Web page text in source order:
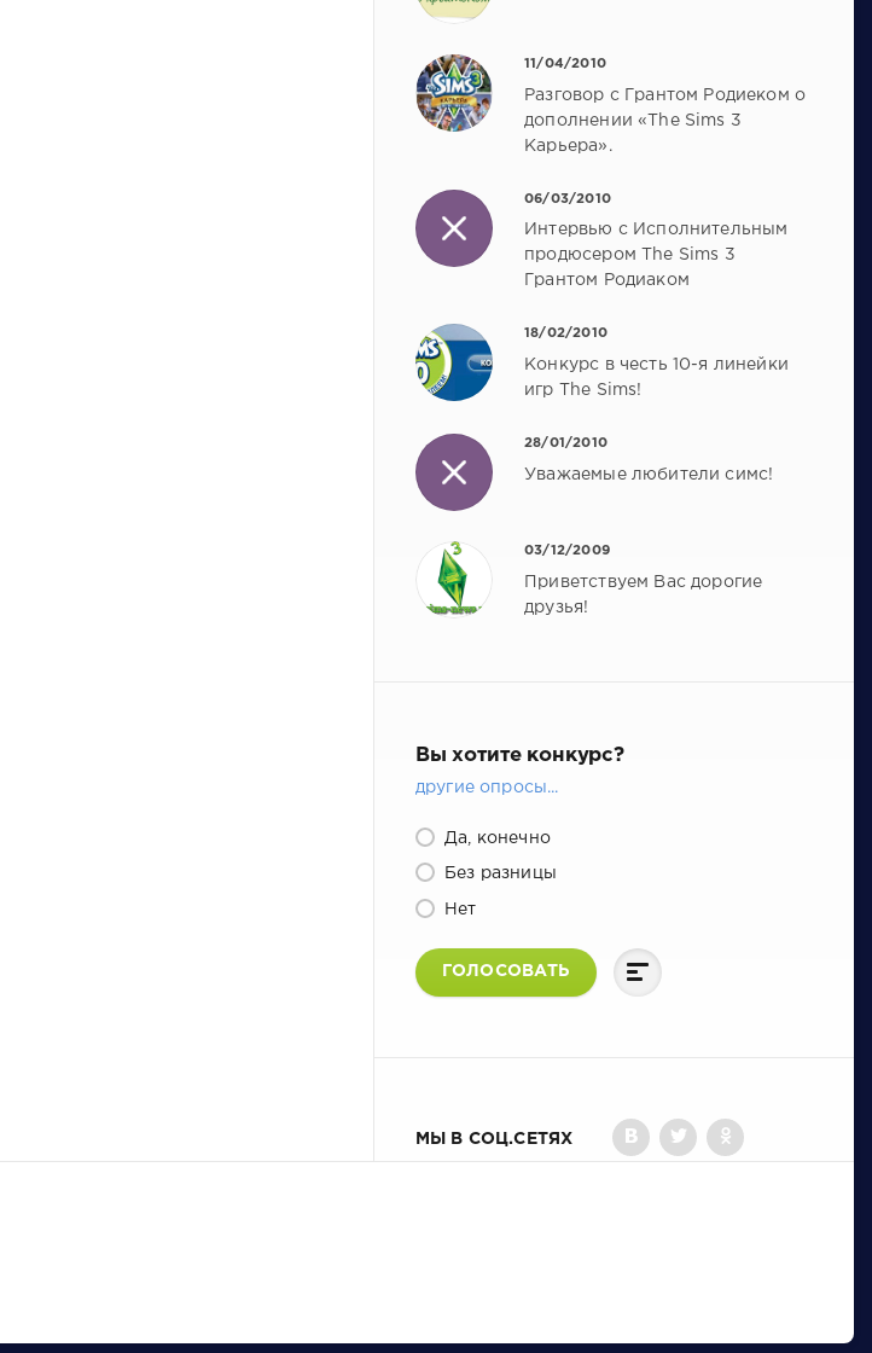
11/04/2010
Разговор с Грантом Родиеком о
дополнении «The Sims 3
Карьера».
06/03/2010
Интервью с Исполнительным
продюсером The Sims 3
Грантом Родиаком
18/02/2010
Конкурс в честь 10-я линейки
игр The Sims!
28/01/2010
Уважаемые любители симс!
03/12/2009
Приветствуем Вас дорогие
друзья!
Вы хотите конкурс?
другие опросы...
Да, конечно
Без разницы
Нет
ГОЛОСОВАТЬ
МЫ В СОЦ.СЕТЯХ